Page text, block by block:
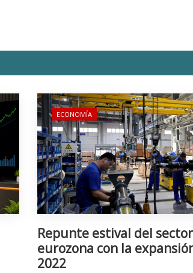
ECONOMÍA
Repunte estival del
eurozona con la
2022